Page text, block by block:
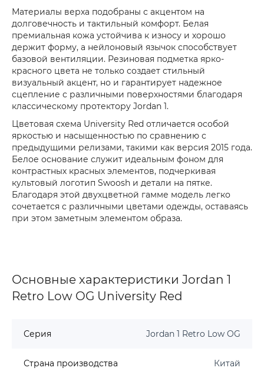
Материалы верха подобраны с акцентом на
долговечность и тактильный комфорт. Белая
премиальная кожа устойчива к износу и хорошо
держит форму, а нейлоновый язычок способствует
базовой вентиляции. Резиновая подметка ярко-
красного цвета не только создает стильный
визуальный акцент, но и гарантирует надежное
сцепление с различными поверхностями благодаря
классическому протектору Jordan 1.
Цветовая схема University Red отличается особой
яркостью и насыщенностью по сравнению с
предыдущими релизами, такими как версия 2015 года.
Белое основание служит идеальным фоном для
контрастных красных элементов, подчеркивая
культовый логотип Swoosh и детали на пятке.
Благодаря этой двухцветной гамме модель легко
сочетается с различными цветами одежды, оставаясь
при этом заметным элементом образа.
Основные характеристики Jordan 1
Retro Low OG University Red
Серия Jordan 1 Retro Low OG
Страна производства Китай